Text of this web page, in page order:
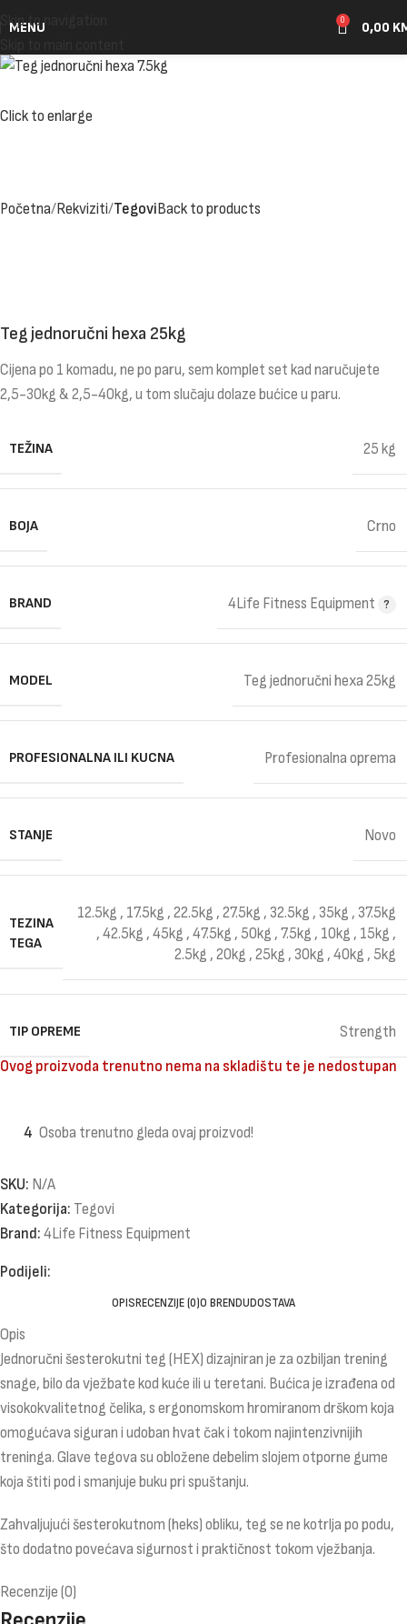
Skip to navigation
MENU 0 0,00
Click to enlarge
Početna Rekviziti TegoviBack to products
Teg jednoručni hexa 25kg
Cijena po 1 komadu, ne po paru, sem komplet set kad naručujete
2,5-30kg & 2,5-40kg, u tom slučaju dolaze bućice u paru.
TEŽINA 25 kg
BOJA Crno
BRAND 4Life Fitness Equipment
MODEL Teg jednoručni hexa 25kg
PROFESIONALNA ILI KUCNA Profesionalna oprema
STANJE Novo
TEZINA
TEGA
12.5kg , 17.5kg , 22.5kg , 27.5kg , 32.5kg , 35kg , 37.5kg
, 42.5kg , 45kg , 47.5kg , 50kg , 7.5kg , 10kg , 15kg ,
2.5kg , 20kg , 25kg , 30kg , 40kg , 5kg
TIP OPREME
Strength
Ovog proizvoda trenutno nema na skladištu te je nedostupan
4 Osoba trenutno gleda ovaj proizvod!
SKU: N/A
Kategorija: Tegovi
Brand: 4Life Fitness Equipment
Podijeli:
OPISRECENZIJE (0)O BRENDUDOSTAVA
Opis
Jednoručni šesterokutni teg (HEX) dizajniran je za ozbiljan trening
snage, bilo da vježbate kod kuće ili u teretani. Bućica je izrađena od
visokokvalitetnog čelika, s ergonomskom hromiranom drškom koja
omogućava siguran i udoban hvat čak i tokom najintenzivnijih
treninga. Glave tegova su obložene debelim slojem otporne gume
koja štiti pod i smanjuje buku pri spuštanju.
Zahvaljujući šesterokutnom (heks) obliku, teg se ne kotrlja po podu,
što dodatno povećava sigurnost i praktičnost tokom vježbanja.
Recenzije (0)